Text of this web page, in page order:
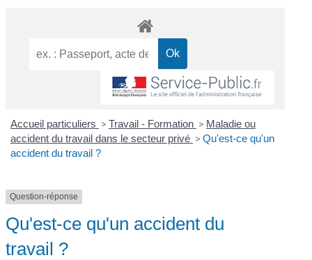
Accueil particuliers > Travail - Formation > Maladie ou
accident du travail dans le secteur privé > Qu'est-ce qu'un
accident du travail ?
Question-réponse
Qu'est-ce qu'un accident du
travail ?